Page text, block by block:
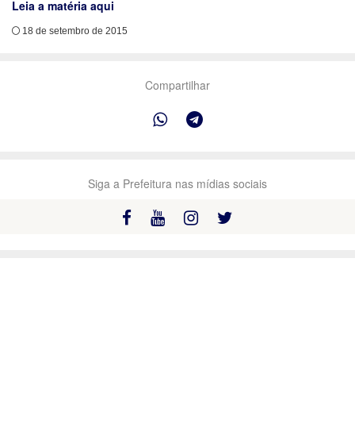
Leia a matéria aqui
18 de setembro de 2015
Compartilhar
Siga a Prefeitura nas mídias sociais